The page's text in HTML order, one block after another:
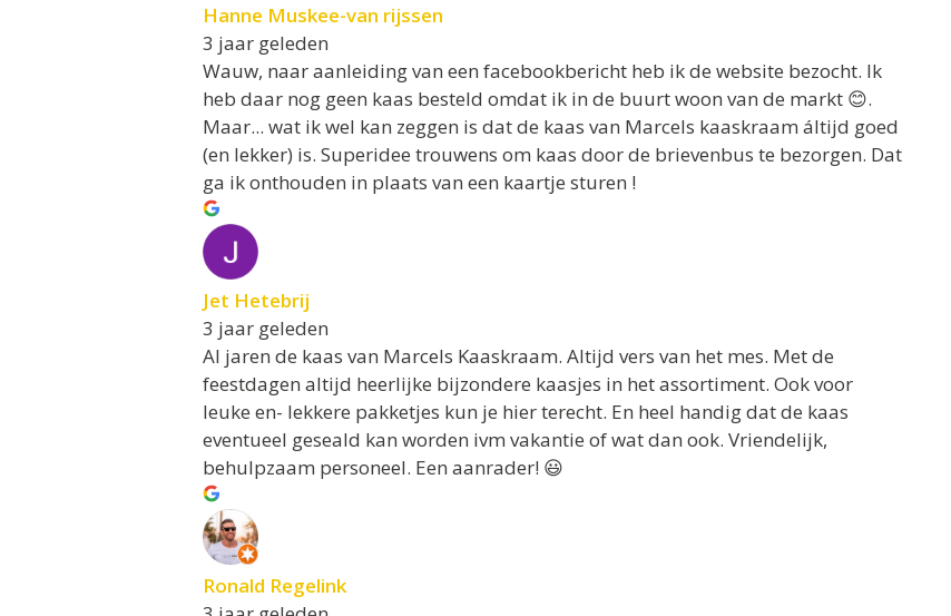
Hanne Muskee-van rijssen
3 jaar geleden
Wauw, naar aanleiding van een facebookbericht heb ik de website bezocht. Ik
heb daar nog geen kaas besteld omdat ik in de buurt woon van de markt 😊.
Maar... wat ik wel kan zeggen is dat de kaas van Marcels kaaskraam áltijd goed
(en lekker) is. Superidee trouwens om kaas door de brievenbus te bezorgen. Dat
ga ik onthouden in plaats van een kaartje sturen !
Jet Hetebrij
3 jaar geleden
Al jaren de kaas van Marcels Kaaskraam. Altijd vers van het mes. Met de
feestdagen altijd heerlijke bijzondere kaasjes in het assortiment. Ook voor
leuke en- lekkere pakketjes kun je hier terecht. En heel handig dat de kaas
eventueel geseald kan worden ivm vakantie of wat dan ook. Vriendelijk,
behulpzaam personeel. Een aanrader! 😃
Ronald Regelink